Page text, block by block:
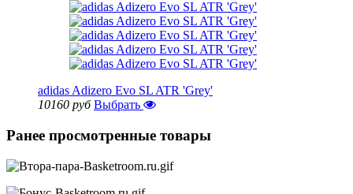
adidas Adizero Evo SL ATR 'Grey'
10160 руб Выбрать
Ранее просмотренные товары